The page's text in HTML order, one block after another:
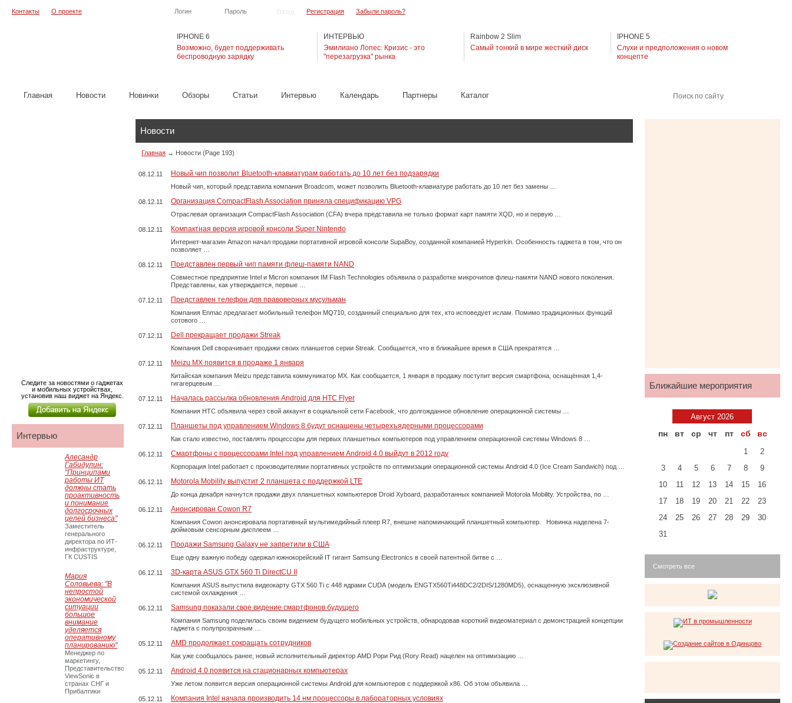
IPHONE 6
Возможно, будет поддерживать
беспроводную зарядку
ИНТЕРВЬЮ
Эмилиано Лопес: Кризис - это
"перезагрузка" рынка
Rainbow 2 Slim
Самый тонкий в мире жесткий диск
IPHONE 5
Слухи и предположения о новом
концепте
Поиск по сайту
Логин Пароль
Контакты О проекте
Главная Новости Новинки Обзоры Cтатьи Интервью Календарь Партнеры Каталог
Регистрация Забыли пароль?
Новости
Главная → Новости (Page 193)
08.12.11 Новый чип позволит Bluetooth-клавиатурам работать до 10 лет без подзарядки
Новый чип, который представила компания Broadcom, может позволить Bluetooth-клавиатуре работать до 10 лет без замены …
08.12.11 Организация CompactFlash Association приняла спецификацию VPG
Отраслевая организация CompactFlash Association (CFA) вчера представила не только формат карт памяти XQD, но и первую …
08.12.11 Компактная версия игровой консоли Super Nintendo
Интернет-магазин Amazon начал продажи портативной игровой консоли SupaBoy, созданной компанией Hyperkin. Особенность гаджета в том, что он
позволяет …
08.12.11 Представлен первый чип памяти флеш-памяти NAND
Совместное предприятие Intel и Micron компания IM Flash Technologies объявила о разработке микрочипов флеш-памяти NAND нового поколения.
Представлены, как утверждается, первые …
07.12.11 Представлен телефон для правоверных мусульман
Компания Enmac предлагает мобильный телефон MQ710, созданный специально для тех, кто исповедует ислам. Помимо традиционных функций
сотового …
07.12.11 Dell прекращает продажи Streak
Компания Dell сворачивает продажи своих планшетов серии Streak. Сообщается, что в ближайшее время в США прекратятся …
07.12.11 Meizu MX появится в продаже 1 января
Китайская компания Meizu представила коммуникатор MX. Как сообщается, 1 января в продажу поступит версия смартфона, оснащённая 1,4-
гигагерцевым …
07.12.11 Началась рассылка обновления Android для HTC Flyer
Компания HTC объявила через свой аккаунт в социальной сети Facebook, что долгожданное обновление операционной системы …
07.12.11 Планшеты под управлением Windows 8 будут оснащены четырехъядерными процессорами
Как стало известно, поставлять процессоры для первых планшетных компьютеров под управлением операционной системы Windows 8 …
06.12.11 Смартфоны с процессорами Intel под управлением Android 4.0 выйдут в 2012 году
Корпорация Intel работает с производителями портативных устройств по оптимизации операционной системы Android 4.0 (Ice Cream Sandwich) под …
06.12.11 Motorola Mobility выпустит 2 планшета с поддержкой LTE
До конца декабря начнутся продажи двух планшетных компьютеров Droid Xyboard, разработанных компанией Motorola Mobility. Устройства, по …
06.12.11 Анонсирован Cowon R7
Компания Cowon анонсировала портативный мультимедийный плеер R7, внешне напоминающий планшетный компьютер. Новинка наделена 7-
дюймовым сенсорным дисплеем …
06.12.11 Продажи Samsung Galaxy не запретили в США
Еще одну важную победу одержал южнокорейский IT гигант Samsung Electronics в своей патентной битве с …
06.12.11 3D-карта ASUS GTX 560 Ti DirectCU II
Компания ASUS выпустила видеокарту GTX 560 Ti с 448 ядрами CUDA (модель ENGTX560Ti448DC2/2DIS/1280MD5), оснащенную эксклюзивной
системой охлаждения …
06.12.11 Samsung показали свое видение смартфонов будущего
Компания Samsung поделилась своим видением будущего мобильных устройств, обнародовав короткий видеоматериал с демонстрацией концепции
гаджета с полупрозрачным …
05.12.11 AMD продолжает сокращать сотрудников
Как уже сообщалось ранее, новый исполнительный директор AMD Рори Рид (Rory Read) нацелен на оптимизацию …
05.12.11 Android 4.0 появится на стационарных компьютерах
Уже летом появится версия операционной системы Android для компьютеров с поддержкой х86. Об этом объявила …
05.12.11 Компания Intel начала производить 14 нм процессоры в лабораторных условиях
Следите за новостями о гаджетах
и мобильных устройствах,
установив наш виджет на Яндекс.
Интервью
Алесандр
Габидулин:
"Принципами
работы ИТ
должны стать
проактивность
и понимание
долгосрочных
целей бизнеса"
Заместитель
генерального
директора по ИТ-
инфраструктуре,
ГК CUSTIS
Мария
Соловьева: "В
непростой
экономической
ситуации
большое
внимание
уделяется
оперативному
планированию"
Менеджер по
маркетингу,
Представительство
ViewSonic в
странах СНГ и
Прибалтики
Ближайшие мероприятия
Август 2026
пн вт ср чт пт сб вс
1
2
3
4 5 6 7 8
9
10
11 12 13 14 15
16
17
18 19 20 21 22
23
24
25 26 27 28 29
30
31
Смотреть все